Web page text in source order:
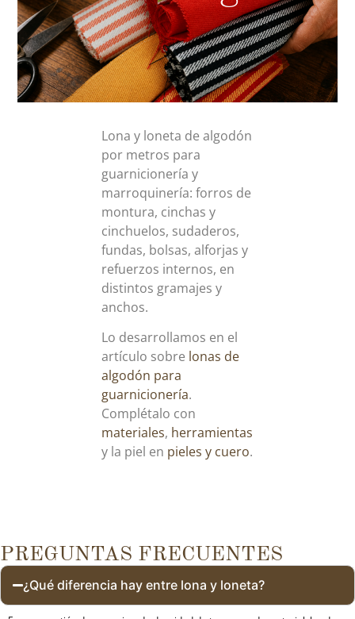
Lona y loneta de algodón
por metros para
guarnicionería y
marroquinería: forros de
montura, cinchas y
cinchuelos, sudaderos,
fundas, bolsas, alforjas y
refuerzos internos, en
distintos gramajes y
anchos.
Lo desarrollamos en el
artículo sobre lonas de
algodón para
guarnicionería.
Complétalo con
materiales, herramientas
y la piel en pieles y cuero.
PREGUNTAS FRECUENTES
¿Qué diferencia hay entre lona y loneta?